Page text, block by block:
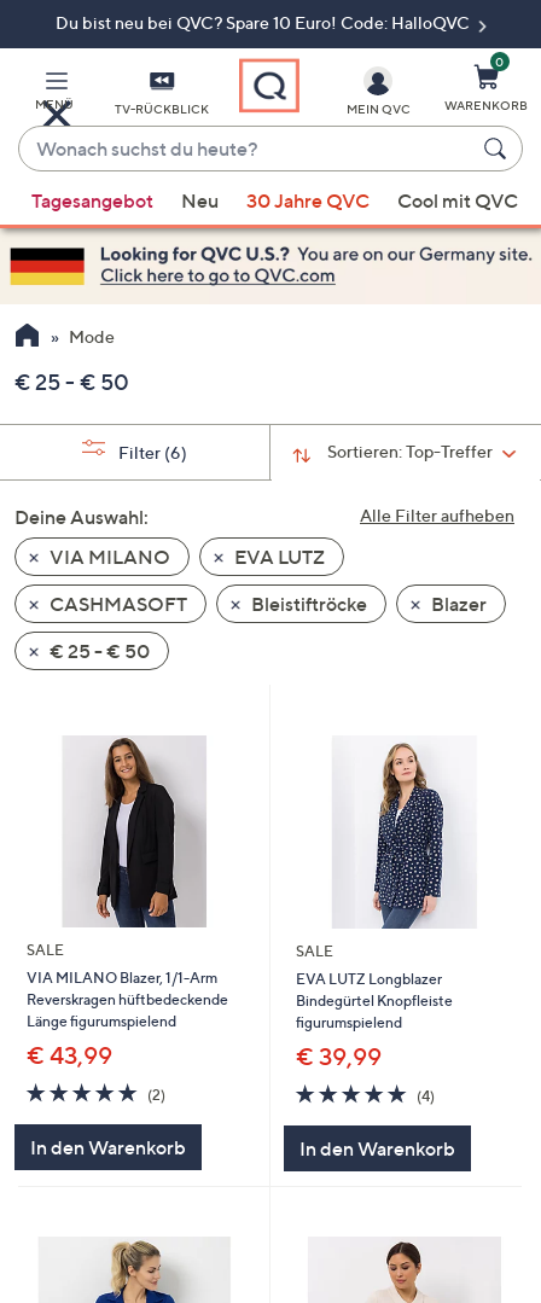
Du bist neu bei QVC? Spare 10 Euro! Code: HalloQVC
MENÜ TV-RÜCKBLICK
Wonach
suchst
du
heute?
Vorschläge
verfügbar
sind,
verwenden
Sie
Pfeiltasten
nach
und
nach
unten
oder
wischen
Sie
auf
anzuzeigen.
MEIN QVC
0
WARENKORB
Tagesangebot Neu 30 Jahre QVC Cool mit QVC
Mode
€ 25 - € 50
Sortieren:Top-Treffer
Filter (6)
Alle Filter aufheben
Deine Auswahl:
VIA MILANO
EVA LUTZ
CASHMASOFT
Bleistiftröcke
Blazer
€ 25 - € 50
SALE
VIA MILANO Blazer, 1/1-Arm
Reverskragen hüftbedeckende
Länge figurumspielend
€ 43,99
5.0
von
(2)2
In den Warenkorb
SALE
EVA LUTZ Longblazer
Bindegürtel Knopfleiste
figurumspielend
€ 39,99
4.8
von
(4)4
In den Warenkorb